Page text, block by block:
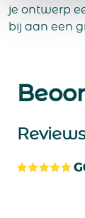
je ontwerp
bij aan een